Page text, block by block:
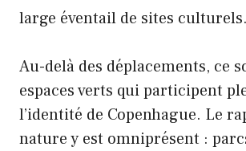
large éventail de sites culturels.
Au-delà des déplacements, ce
espaces verts qui participent
l’identité de Copenhague. Le
nature y est omniprésent :